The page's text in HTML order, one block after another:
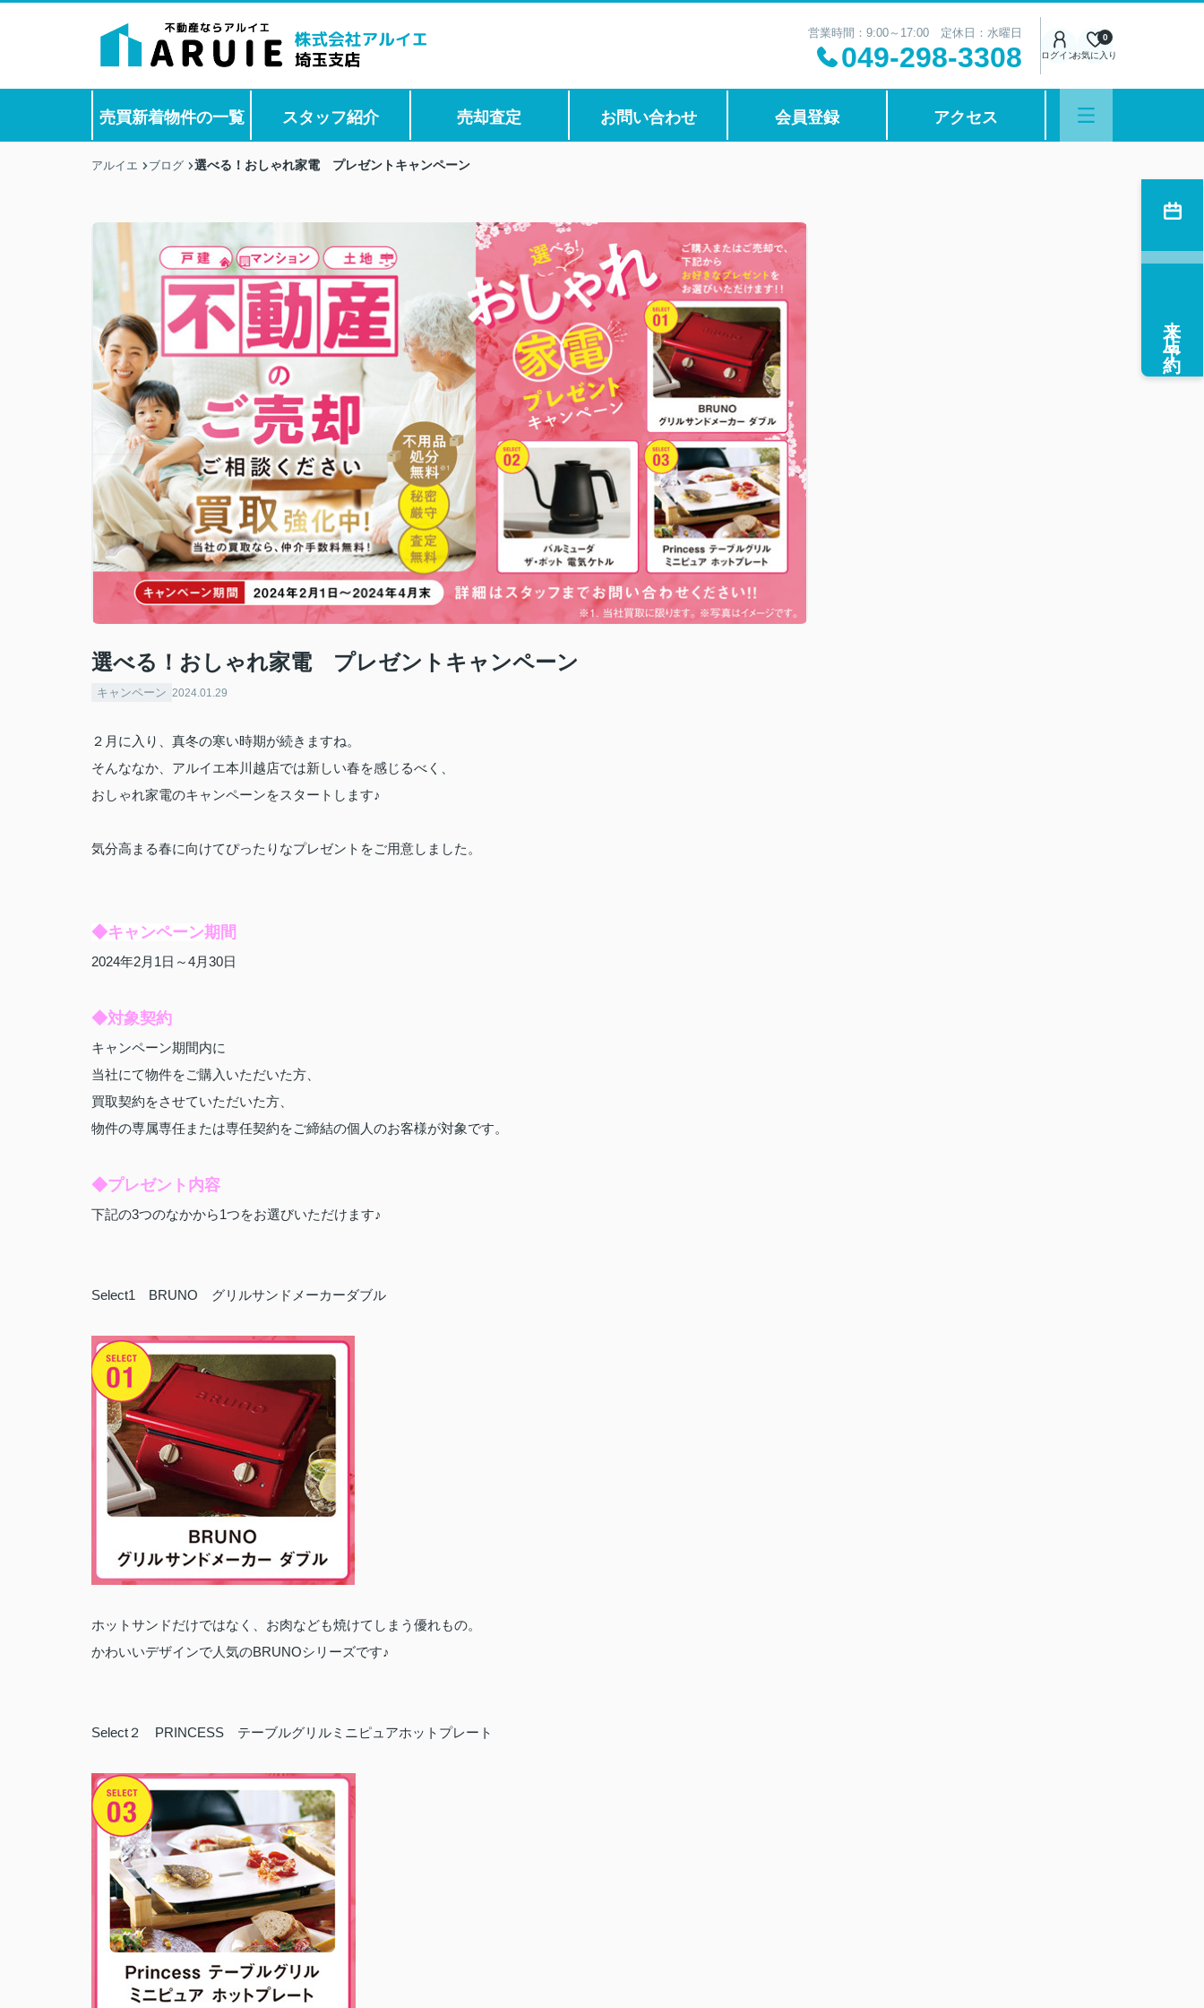
営業時間：9:00～17:00 定休日：水曜日
049-298-3308 ログインお気に入り
0
売買新着物件の一覧 スタッフ紹介 売却査定 お問い合わせ 会員登録 アクセス
アルイエ ブログ 選べる！おしゃれ家電 プレゼントキャンペーン
選べる！おしゃれ家電 プレゼントキャンペーン
キャンペーン 2024.01.29
２月に入り、真冬の寒い時期が続きますね。
そんななか、アルイエ本川越店では新しい春を感じるべく、
おしゃれ家電のキャンペーンをスタートします♪
気分高まる春に向けてぴったりなプレゼントをご用意しました。
◆キャンペーン期間
2024年2月1日～4月30日
◆対象契約
キャンペーン期間内に
当社にて物件をご購入いただいた方、
買取契約をさせていただいた方、
物件の専属専任または専任契約をご締結の個人のお客様が対象です。
◆プレゼント内容
下記の3つのなかから1つをお選びいただけます♪
Select1 BRUNO グリルサンドメーカーダブル
ホットサンドだけではなく、お肉なども焼けてしまう優れもの。
かわいいデザインで人気のBRUNOシリーズです♪
Select２ PRINCESS テーブルグリルミニピュアホットプレート
来店予約